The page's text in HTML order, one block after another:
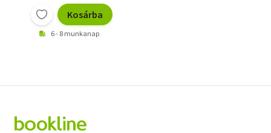
Kosárba
6 - 8 munkanap